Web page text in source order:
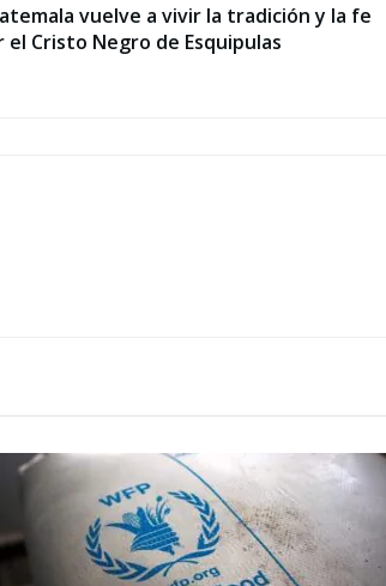
vuelve a vivir la tradición y la fe
el Cristo Negro de Esquipulas